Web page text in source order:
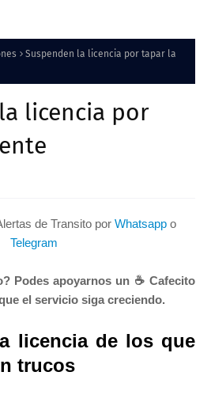
Suspenden la licencia por tapar la
licencia por
de Transito por Whatsapp o
Telegram
Podes apoyarnos un ☕ Cafecito
el servicio siga creciendo.
licencia de los que
trucos